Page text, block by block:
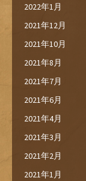
2022年1月
2021年12月
2021年10月
2021年8月
2021年7月
2021年6月
2021年4月
2021年3月
2021年2月
2021年1月